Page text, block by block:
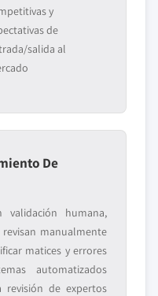
y
de
salida al
De
validación humana,
manualmente
matices y errores
automatizados
de expertos